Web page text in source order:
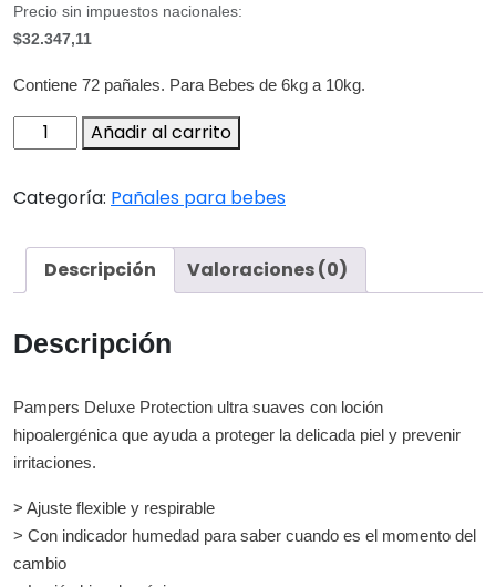
Precio sin impuestos nacionales:
$32.347,11
Contiene 72 pañales. Para Bebes de 6kg a 10kg.
Pampers
Deluxe
x
cantidad
Añadir al carrito
Categoría: Pañales para bebes
Descripción Valoraciones (0)
Descripción
Pampers Deluxe Protection ultra suaves con loción
hipoalergénica que ayuda a proteger la delicada piel y prevenir
irritaciones.
> Ajuste flexible y respirable
> Con indicador humedad para saber cuando es el momento del
cambio